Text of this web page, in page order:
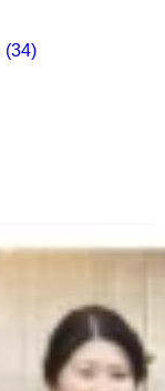
(34)